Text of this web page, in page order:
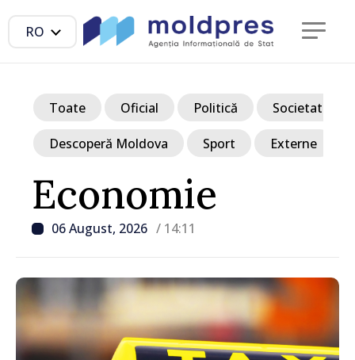
RO
Economie
06 August, 2026 / 14:11
Toate Oficial Politică Societate
Descoperă Moldova Sport Externe